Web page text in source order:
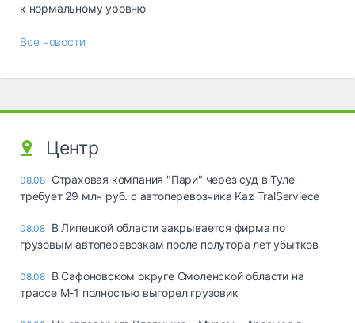
к нормальному уровню
Все новости
Центр
08.08 Страховая компания "Пари" через суд в Туле
требует 29 млн руб. с автоперевозчика Kaz TralServiece
08.08 В Липецкой области закрывается фирма по
грузовым автоперевозкам после полутора лет убытков
08.08 В Сафоновском округе Смоленской области на
трассе М-1 полностью выгорел грузовик